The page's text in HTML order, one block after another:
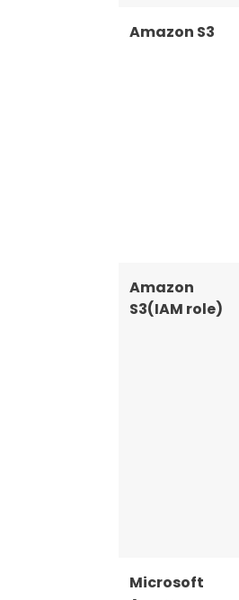
Amazon S3
Amazon
S3(IAM role)
Microsoft